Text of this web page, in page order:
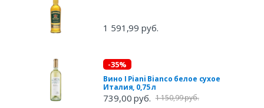
1 591,99 руб.
-35%
Вино I Piani Bianco белое сухое
Италия, 0,75 л
739,00 руб. 1 150,99 руб.